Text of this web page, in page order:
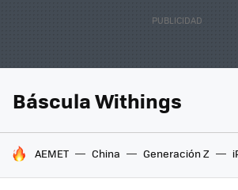
Báscula Withings
HOY SE HABLA DE
AEMET China Generación Z